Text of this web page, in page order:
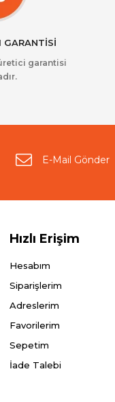
GARANTİSİ
garantisi
E-Mail Gönder
Hızlı Erişim
Hesabım
Siparişlerim
Adreslerim
Favorilerim
Sepetim
İade Talebi